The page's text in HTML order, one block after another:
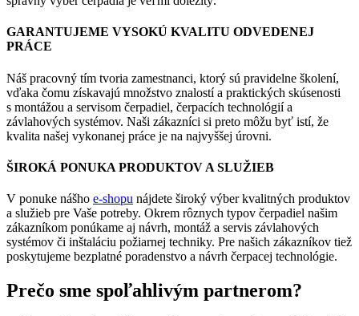
GARANTUJEME VYSOKÚ KVALITU ODVEDENEJ
PRÁCE
Náš pracovný tím tvoria zamestnanci, ktorý sú pravidelne školení,
vďaka čomu získavajú množstvo znalostí a praktických skúsenosti
s montážou a servisom čerpadiel, čerpacích technológií a
závlahových systémov. Naši zákazníci si preto môžu byť istí, že
kvalita našej vykonanej práce je na najvyššej úrovni.
ŠIROKÁ PONUKA PRODUKTOV A SLUŽIEB
V ponuke nášho e-shopu nájdete široký výber kvalitných produktov
a služieb pre Vaše potreby. Okrem rôznych typov čerpadiel našim
zákazníkom ponúkame aj návrh, montáž a servis závlahových
systémov či inštaláciu požiarnej techniky. Pre našich zákazníkov tiež
poskytujeme bezplatné poradenstvo a návrh čerpacej technológie.
Prečo sme spoľahlivým partnerom?